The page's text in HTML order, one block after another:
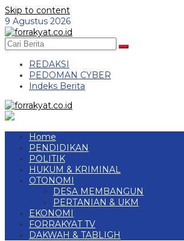
Skip to content
9 Agustus 2026
REDAKSI
PEDOMAN CYBER
Indeks Berita
Home
PENDIDIKAN
POLITIK
HUKUM & KRIMINAL
OTONOMI
DESA MEMBANGUN
PERTANIAN & UKM
EKONOMI
FORRAKYAT TV
DAKWAH & TABLIGH